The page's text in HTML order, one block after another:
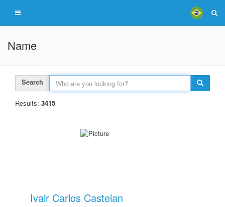
Name
Search
Results: 3415
Ivair Carlos Castelan